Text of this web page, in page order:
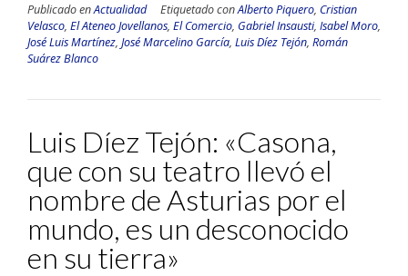
Publicado enActualidad Etiquetado conAlberto Piquero, Cristian
Velasco, El Ateneo Jovellanos, El Comercio, Gabriel Insausti, Isabel Moro,
José Luis Martínez, José Marcelino García, Luis Díez Tejón, Román
Suárez Blanco
Luis Díez Tejón: «Casona,
que con su teatro llevó el
nombre de Asturias por el
mundo, es un desconocido
en su tierra»